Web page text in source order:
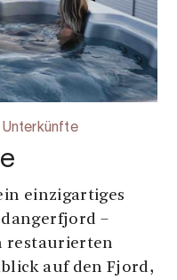
Unterkünfte
einzigartiges
–
restaurierten
auf den Fjord,